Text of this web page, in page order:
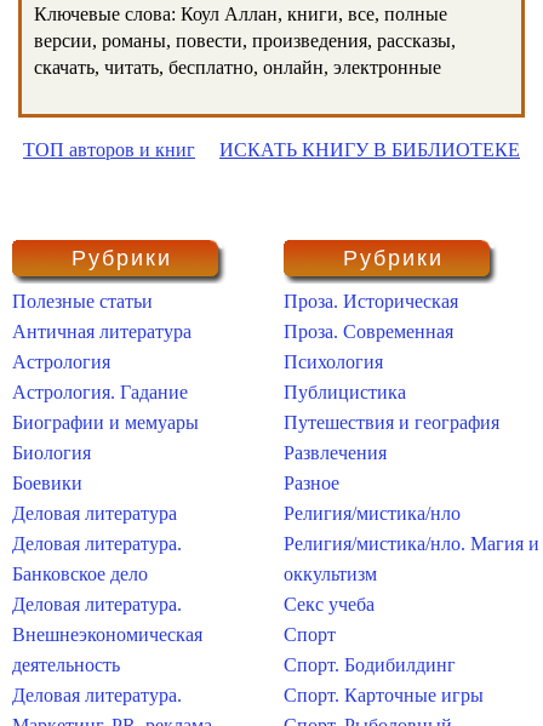
Ключевые слова: Коул Аллан, книги, все, полные
версии, романы, повести, произведения, рассказы,
скачать, читать, бесплатно, онлайн, электронные
ТОП авторов и книг ИСКАТЬ КНИГУ В БИБЛИОТЕКЕ
Рубрики
Полезные статьи
Античная литература
Астрология
Астрология. Гадание
Биографии и мемуары
Биология
Боевики
Деловая литература
Деловая литература.
Банковское дело
Деловая литература.
Внешнеэкономическая
деятельность
Деловая литература.
Рубрики
Проза. Историческая
Проза. Современная
Психология
Публицистика
Путешествия и география
Развлечения
Разное
Религия/мистика/нло
Религия/мистика/нло. Магия и
оккультизм
Секс учеба
Спорт
Спорт. Бодибилдинг
Спорт. Карточные игры